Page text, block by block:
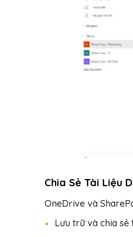
Chia Sẻ Tài Liệu
OneDrive và
Lưu trữ và chia sẻ